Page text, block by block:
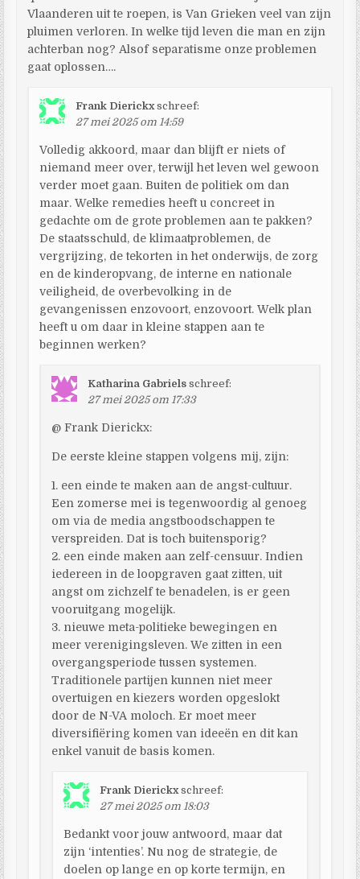
Vlaanderen uit te roepen, is Van Grieken veel van zijn
pluimen verloren. In welke tijd leven die man en zijn
achterban nog? Alsof separatisme onze problemen
gaat oplossen….
Frank Dierickx schreef:
27 mei 2025 om 14:59
Volledig akkoord, maar dan blijft er niets of
niemand meer over, terwijl het leven wel gewoon
verder moet gaan. Buiten de politiek om dan
maar. Welke remedies heeft u concreet in
gedachte om de grote problemen aan te pakken?
De staatsschuld, de klimaatproblemen, de
vergrijzing, de tekorten in het onderwijs, de zorg
en de kinderopvang, de interne en nationale
veiligheid, de overbevolking in de
gevangenissen enzovoort, enzovoort. Welk plan
heeft u om daar in kleine stappen aan te
beginnen werken?
Katharina Gabriels schreef:
27 mei 2025 om 17:33
@ Frank Dierickx:
De eerste kleine stappen volgens mij, zijn:
1. een einde te maken aan de angst-cultuur.
Een zomerse mei is tegenwoordig al genoeg
om via de media angstboodschappen te
verspreiden. Dat is toch buitensporig?
2. een einde maken aan zelf-censuur. Indien
iedereen in de loopgraven gaat zitten, uit
angst om zichzelf te benadelen, is er geen
vooruitgang mogelijk.
3. nieuwe meta-politieke bewegingen en
meer verenigingsleven. We zitten in een
overgangsperiode tussen systemen.
Traditionele partijen kunnen niet meer
overtuigen en kiezers worden opgeslokt
door de N-VA moloch. Er moet meer
diversifiëring komen van ideeën en dit kan
enkel vanuit de basis komen.
Frank Dierickx schreef:
27 mei 2025 om 18:03
Bedankt voor jouw antwoord, maar dat
zijn ‘intenties’. Nu nog de strategie, de
doelen op lange en op korte termijn, en